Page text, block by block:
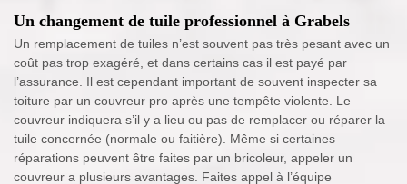
Un changement de tuile professionnel à Grabels
Un remplacement de tuiles n’est souvent pas très pesant avec un
coût pas trop exagéré, et dans certains cas il est payé par
l’assurance. Il est cependant important de souvent inspecter sa
toiture par un couvreur pro après une tempête violente. Le
couvreur indiquera s’il y a lieu ou pas de remplacer ou réparer la
tuile concernée (normale ou faitière). Même si certaines
réparations peuvent être faites par un bricoleur, appeler un
couvreur a plusieurs avantages. Faites appel à l’équipe